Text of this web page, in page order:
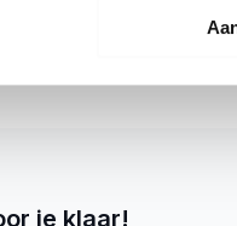
spectrum gebruikt
gegarandeerd enkel
Je hebt Deeldraad
je klaar!